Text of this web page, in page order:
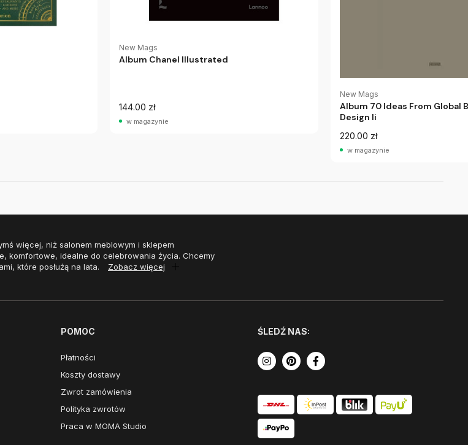
New Mags
Album Chanel Illustrated
144.00 zł
w magazynie
New Mags
Album 70 Ideas From Global
Design Ii
220.00 zł
w magazynie
więcej, niż salonem meblowym i sklepem
komfortowe, idealne do celebrowania życia. Chcemy
które posłużą na lata.
Zobacz więcej
POMOC
Płatności
Koszty dostawy
Zwrot zamówienia
Polityka zwrotów
Praca w MOMA Studio
ŚLEDŹ NAS: